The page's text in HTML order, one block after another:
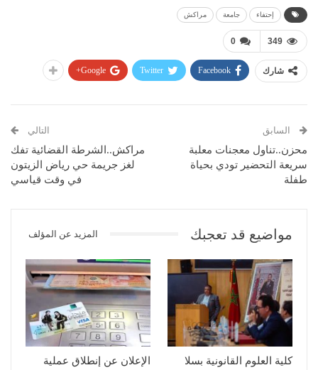
إحتفاء جامعة مراكش
0 349
شارك Facebook
Twitter
Google+
السابق
محزن..تناول معجنات معلبة
سريعة التحضير تودي بحياة
طفلة
التالي
مراكش..الشرطة القضائية تفك
لغز جريمة حي رياض الزيتون
في وقت قياسي
مواضيع قد تعجبك المزيد عن المؤلف
كلية العلوم القانونية بسلا
الإعلان عن إنطلاق عملية